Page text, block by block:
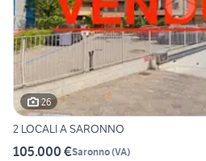
26
2 LOCALI A SARONNO
105.000 €Saronno(VA)